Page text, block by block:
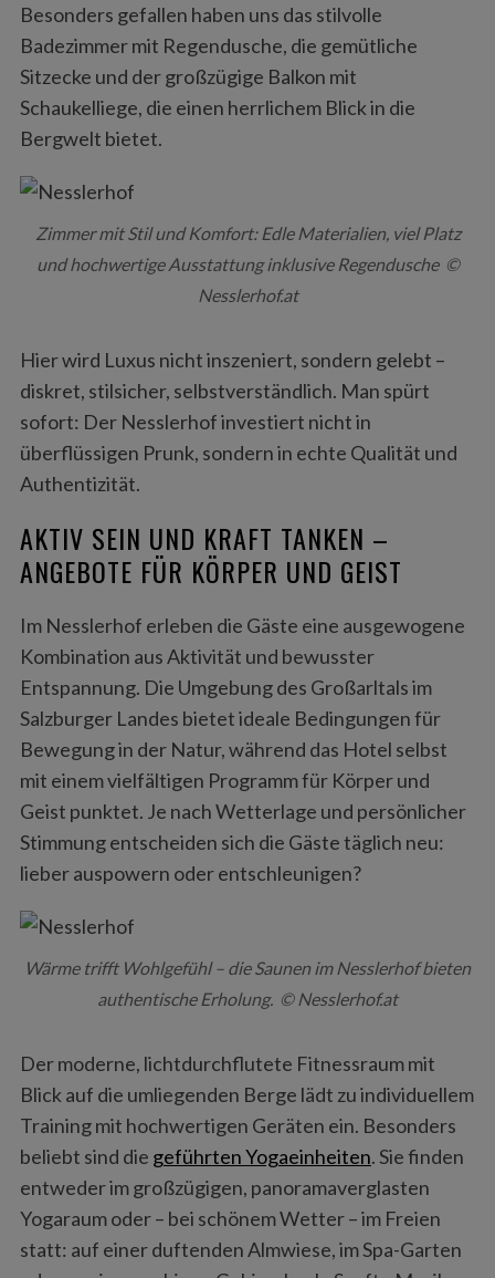
Besonders gefallen haben uns das stilvolle
Badezimmer mit Regendusche, die gemütliche
Sitzecke und der großzügige Balkon mit
Schaukelliege, die einen herrlichem Blick in die
Bergwelt bietet.
Zimmer mit Stil und Komfort: Edle Materialien, viel Platz
und hochwertige Ausstattung inklusive Regendusche ©
Nesslerhof.at
Hier wird Luxus nicht inszeniert, sondern gelebt –
diskret, stilsicher, selbstverständlich. Man spürt
sofort: Der Nesslerhof investiert nicht in
überflüssigen Prunk, sondern in echte Qualität und
Authentizität.
AKTIV SEIN UND KRAFT TANKEN –
ANGEBOTE FÜR KÖRPER UND GEIST
Im Nesslerhof erleben die Gäste eine ausgewogene
Kombination aus Aktivität und bewusster
Entspannung. Die Umgebung des Großarltals im
Salzburger Landes bietet ideale Bedingungen für
Bewegung in der Natur, während das Hotel selbst
mit einem vielfältigen Programm für Körper und
Geist punktet. Je nach Wetterlage und persönlicher
Stimmung entscheiden sich die Gäste täglich neu:
lieber auspowern oder entschleunigen?
Wärme trifft Wohlgefühl – die Saunen im Nesslerhof bieten
authentische Erholung. © Nesslerhof.at
Der moderne, lichtdurchflutete Fitnessraum mit
Blick auf die umliegenden Berge lädt zu individuellem
Training mit hochwertigen Geräten ein. Besonders
beliebt sind die geführten Yogaeinheiten. Sie finden
entweder im großzügigen, panoramaverglasten
Yogaraum oder – bei schönem Wetter – im Freien
statt: auf einer duftenden Almwiese, im Spa-Garten